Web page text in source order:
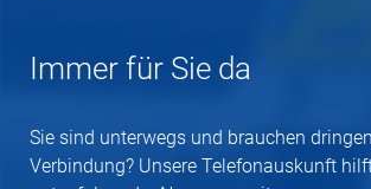
Immer für Sie da
Sie sind unterwegs und brauchen
Verbindung? Unsere Telefonauskunft